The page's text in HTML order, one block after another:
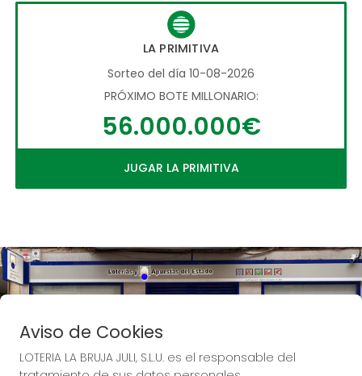
LA PRIMITIVA
Sorteo del día 10-08-2026
PRÓXIMO BOTE MILLONARIO:
56.000.000€
JUGAR LA PRIMITIVA
Aviso de Cookies
LOTERIA LA BRUJA JULI, S.L.U. es el responsable del